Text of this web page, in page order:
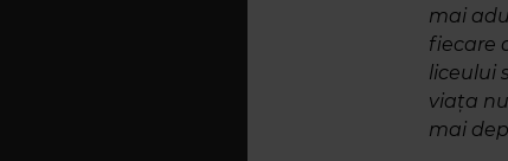
mai
fiecare
liceului
viața
mai